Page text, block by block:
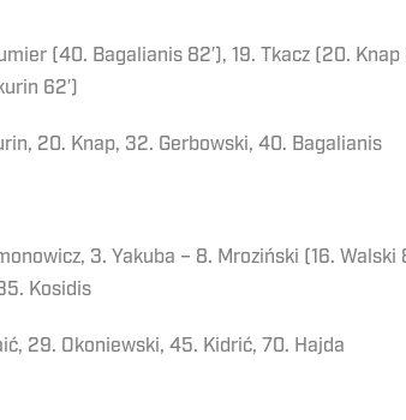
(40. Bagalianis 82′), 19. Tkacz (20. Knap
62′)
20. Knap, 32. Gerbowski, 40. Bagalianis
3. Yakuba – 8. Mroziński (16. Walski
Kosidis
29. Okoniewski, 45. Kidrić, 70. Hajda